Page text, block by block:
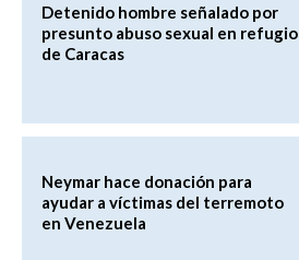
Detenido hombre señalado por
presunto abuso sexual en refugio
de Caracas
Neymar hace donación para
ayudar a víctimas del terremoto
en Venezuela